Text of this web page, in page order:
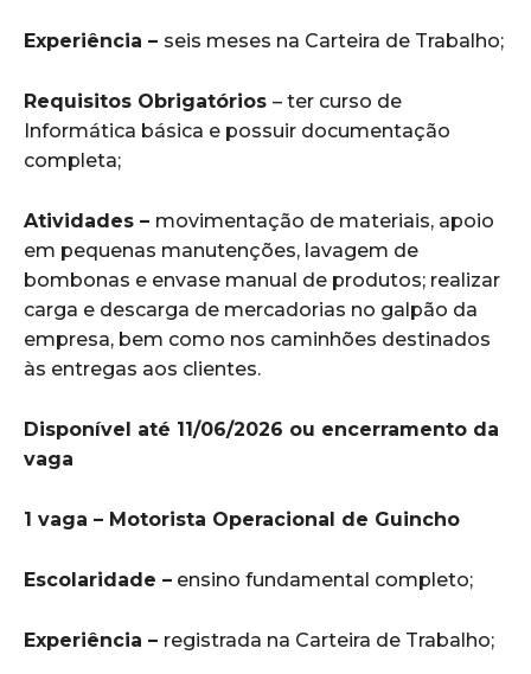
Experiência – seis meses na Carteira de Trabalho;
Requisitos Obrigatórios – ter curso de
Informática básica e possuir documentação
completa;
Atividades – movimentação de materiais, apoio
em pequenas manutenções, lavagem de
bombonas e envase manual de produtos; realizar
carga e descarga de mercadorias no galpão da
empresa, bem como nos caminhões destinados
às entregas aos clientes.
Disponível até 11/06/2026 ou encerramento da
vaga
1 vaga – Motorista Operacional de Guincho
Escolaridade – ensino fundamental completo;
Experiência – registrada na Carteira de Trabalho;